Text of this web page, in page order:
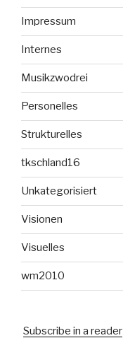
Impressum
Internes
Musikzwodrei
Personelles
Strukturelles
tkschland16
Unkategorisiert
Visionen
Visuelles
wm2010
Subscribe in a reader